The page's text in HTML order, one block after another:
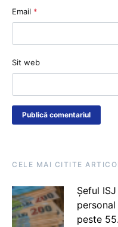
Email *
Sit web
CELE MAI CITITE
Șeful
peste